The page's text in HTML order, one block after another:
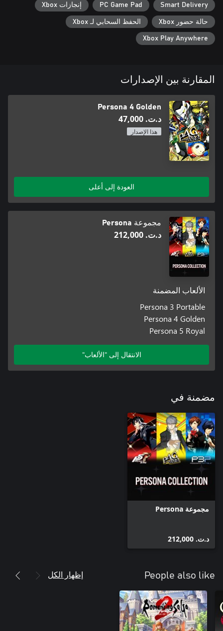
Smart Delivery
PC Game Pad إنجازات Xbox
حالة حضور Xbox الحفظ السحابي لـ Xbox
Xbox Play Anywhere
المقارنة بين الإصدارات
Persona 4 Golden
د.ت.‏ 47,000
هذا الإصدار
العودة إلى أعلى
مجموعة Persona
د.ت.‏ 212,000
الألعاب المضمنة
Persona 3 Portable
Persona 4 Golden
Persona 5 Royal
الانتقال إلى "الألعاب"
مضمنة في
مجموعة Persona
د.ت.‏ 212,000
People also like إظهار الكل